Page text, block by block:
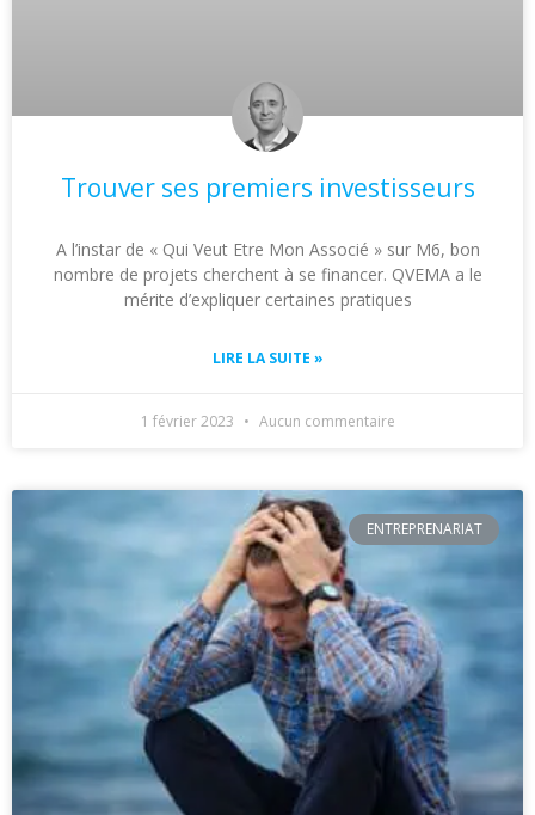
Trouver ses premiers investisseurs
A l’instar de « Qui Veut Etre Mon Associé » sur M6, bon
nombre de projets cherchent à se financer. QVEMA a le
mérite d’expliquer certaines pratiques
LIRE LA SUITE »
1 février 2023 Aucun commentaire
ENTREPRENARIAT